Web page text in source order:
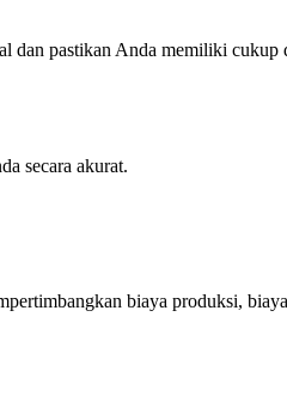
dan pastikan Anda memiliki cukup
secara akurat.
biaya produksi,